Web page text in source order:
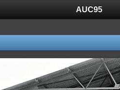
AUC95